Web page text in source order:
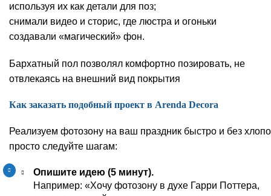
используя их как детали для поз;
снимали видео и сторис, где люстра и огоньки
создавали «магический» фон.
Бархатный пол позволял комфортно позировать, не
отвлекаясь на внешний вид покрытия
Как заказать подобный проект в Arenda Decora
Реализуем фотозону на ваш праздник быстро и без
просто следуйте шагам:
Опишите идею (5 минут).
Например: «Хочу фотозону в духе Гарри Поттера,